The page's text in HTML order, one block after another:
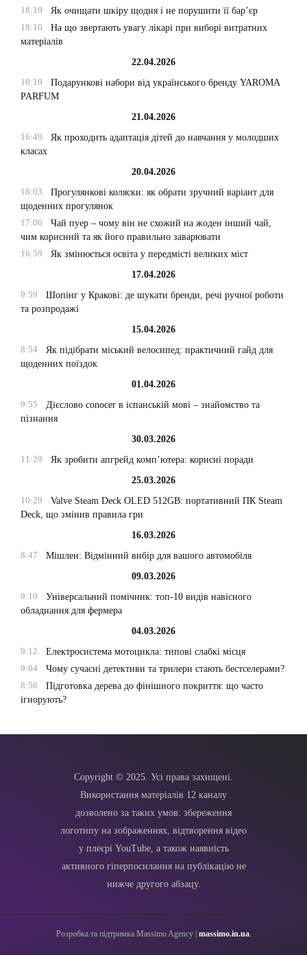
18:19
Як очищати шкіру щодня і не порушити її бар’єр
18:10
На що звертають увагу лікарі при виборі витратних
матеріалів
22.04.2026
10:19
Подарункові набори від українського бренду YAROMA
PARFUM
21.04.2026
16:49
Як проходить адаптація дітей до навчання у молодших
класах
20.04.2026
18:03
Прогулянкові коляски: як обрати зручний варіант для
щоденних прогулянок
17:06
Чай пуер – чому він не схожий на жоден інший чай,
чим корисний та як його правильно заварювати
16:59
Як змінюється освіта у передмісті великих міст
17.04.2026
9:59
Шопінг у Кракові: де шукати бренди, речі ручної роботи
та розпродажі
15.04.2026
8:54
Як підібрати міський велосипед: практичний гайд для
щоденних поїздок
01.04.2026
9:55
Дієслово conocer в іспанській мові – знайомство та
пізнання
30.03.2026
11:29
Як зробити апгрейд комп’ютера: корисні поради
25.03.2026
10:29
Valve Steam Deck OLED 512GB: портативний ПК Steam
Deck, що змінив правила гри
16.03.2026
8:47
Мішлен: Відмінний вибір для вашого автомобіля
09.03.2026
9:10
Універсальний помічник: топ-10 видів навісного
обладнання для фермера
04.03.2026
9:12
Електросистема мотоцикла: типові слабкі місця
9:04
Чому сучасні детективи та трилери стають бестселерами?
8:56
Підготовка дерева до фінішного покриття: що часто
ігнорують?
Copyright © 2025. Усі права захищені.
Використання матеріалів 12 каналу
дозволено за таких умов: збереження
логотипу на зображеннях, відтворення відео
у плеєрі YouTube, а також наявність
активного гіперпосилання на публікацію не
нижче другого абзацу.
Розробка та підтримка Massimo Agency | massimo.in.ua.